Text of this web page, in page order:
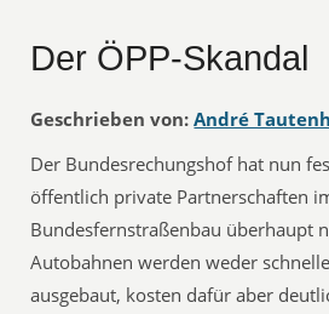
Der ÖPP-Skandal
Geschrieben von: André
Der Bundesrechungshof hat nun
öffentlich private Partnerschaften
Bundesfernstraßenbau überhaupt
Autobahnen werden weder
ausgebaut, kosten dafür aber